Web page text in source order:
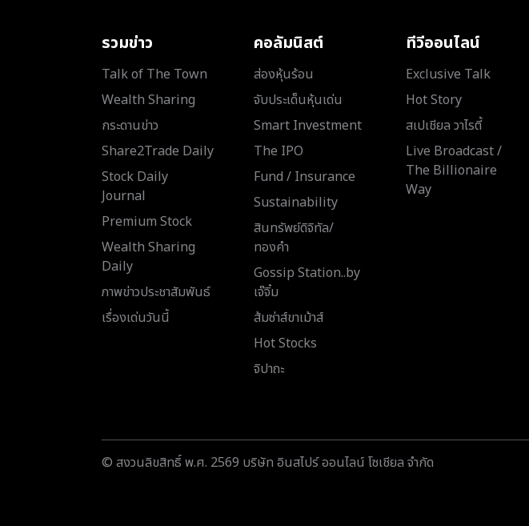
รวมข่าว
Talk of The Town
Wealth Sharing
กระดานข่าว
Share2Trade Daily
Stock Daily
Journal
Premium Stock
Wealth Sharing
Daily
ภาพข่าวประชาสัมพันธ์
เรื่องเด่นวันนี้
คอลัมนิสต์
ส่องหุ้นร้อน
จับประเด็นหุ้นเด่น
Smart Investment
The IPO
Fund / Insurance
Sustainability
สินทรัพย์ดิจิทัล/
ทองคำ
Gossip Station..by
เจ๊จิ๋ม
ส้มซ่าส์ขาเม้าส์
Hot Stocks
จิปาถะ
ทีวีออนไลน์
Exclusive Talk
Hot Story
สเปเชียล วาไรตี้
Live Broadcast /
The Billionaire
Way
© สงวนลิขสิทธิ์ พ.ศ. 2569 บริษัท อินสไปร์ ออนไลน์ โซเชียล จำกัด